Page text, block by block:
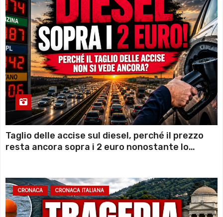
Taglio delle accise sul diesel, perché il prezzo
resta ancora sopra i 2 euro nonostante lo
CRONACA CRONACA ITALIANA